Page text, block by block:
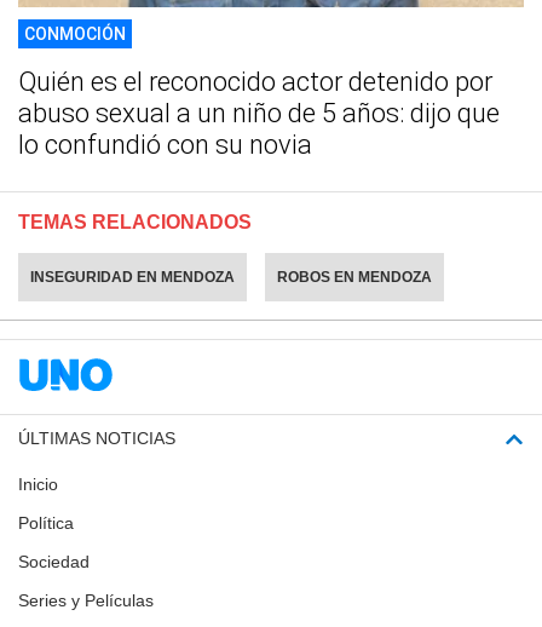
CONMOCIÓN
Quién es el reconocido actor detenido por
abuso sexual a un niño de 5 años: dijo que
lo confundió con su novia
TEMAS RELACIONADOS
INSEGURIDAD EN MENDOZA ROBOS EN MENDOZA
ÚLTIMAS NOTICIAS
Inicio
Política
Sociedad
Series y Películas